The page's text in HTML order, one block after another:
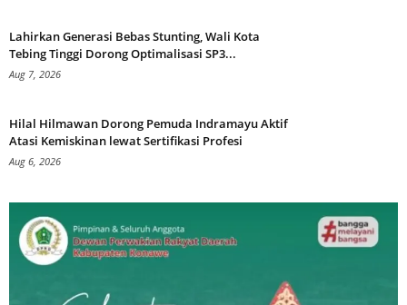
Lahirkan Generasi Bebas Stunting, Wali Kota
Tebing Tinggi Dorong Optimalisasi SP3...
Aug 7, 2026
Hilal Hilmawan Dorong Pemuda Indramayu Aktif
Atasi Kemiskinan lewat Sertifikasi Profesi
Aug 6, 2026